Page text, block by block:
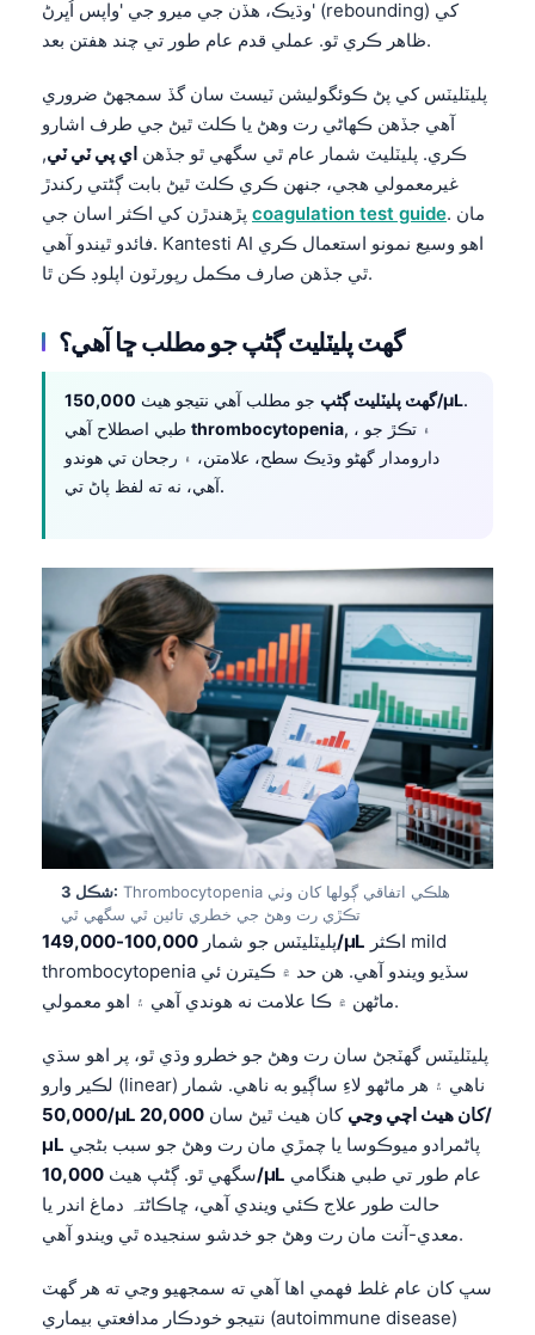
وڌيڪ، هڏن جي ميرو جي 'واپس اُڀرڻ' (rebounding) کي
ظاهر ڪري ٿو. عملي قدم عام طور تي چند هفتن بعد.
پليٽليٽس کي پڻ ڪوئگوليشن ٽيسٽ سان گڏ سمجهڻ ضروري
آهي جڏهن ڪهاڻي رت وهڻ يا ڪلٽ ٿيڻ جي طرف اشارو
ڪري. پليٽليٽ شمار عام ٿي سگهي ٿو جڏهن اي پي ٽي ٽي,
غيرمعمولي هجي، جنهن ڪري ڪلٽ ٿيڻ بابت ڳڻتي رکندڙ
coagulation test guide. مان
فائدو ٿيندو آهي. Kantesti AI اهو وسيع نمونو استعمال ڪري
ٿي جڏهن صارف مڪمل رپورٽون اپلوڊ ڪن ٿا.
گهٽ پليٽليٽ ڳڻپ جو مطلب ڇا آهي؟
گهٽ پليٽليٽ ڳڻپ جو مطلب آهي نتيجو هيٺ 150,000/µL.
thrombocytopenia, ، ۽ تڪڙ جو
دارومدار گهڻو وڌيڪ سطح، علامتن، ۽ رجحان تي هوندو
آهي، نه ته لفظ پاڻ تي.
شڪل 3: Thrombocytopenia هلڪي اتفاقي ڳولها کان وٺي
تڪڙي رت وهڻ جي خطري تائين ٿي سگهي ٿي
پليٽليٽس جو شمار100,000-149,000/µL
thrombocytopenia سڏيو ويندو آهي. هن حد ۾ ڪيترن ئي
ماڻهن ۾ ڪا علامت نه هوندي آهي ۽ اهو معمولي.
پليٽليٽس گهٽجڻ سان رت وهڻ جو خطرو وڌي ٿو، پر اهو سڌي
لڪير وارو (linear) ناهي ۽ هر ماڻهو لاءِ ساڳيو به ناهي. شمار
50,000/µL کان هيٺ اچي وڃي کان هيٺ ٿيڻ سان 20,000/
µL
سگهي ٿو. ڳڻپ هيٺ10,000/µL
حالت طور علاج ڪئي ويندي آهي، ڇاڪاڻ⁠تہ دماغ اندر يا
معدي-آنت مان رت وهڻ جو خدشو سنجيده ٿي ويندو آهي.
سڀ کان عام غلط فهمي اها آهي ته سمجهيو وڃي ته هر گهٽ
نتيجو خودڪار مدافعتي بيماري (autoimmune disease)